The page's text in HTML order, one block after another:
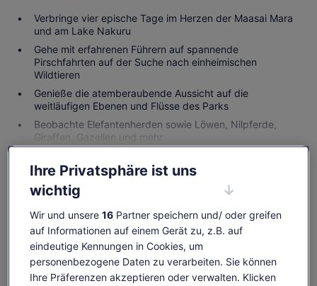
Verbringe vier epische Tage im Herzen der Maasai Mara
und am Lake Nakuru
Gehe mit erfahrenen Führern auf spannende
Pirschfahrten auf der Suche nach einheimischen
Wildtieren
Genieße die atemberaubende Aussicht auf die
weitläufigen Ebenen und Flüsse des Parks
Beobachte Elefantenherden sowie Löwen, Nilpferde,
Giraffen, Gazellen und mehr
Mehr anzeigen
Melde dich bei deinem Konto an und
verdiene OneKeyCash, wenn du eine
Aktivität buchst
Anmelden
Ihre Privatsphäre ist uns
wichtig
Wir und unsere 16Partner speichern und/ oder greifen
auf Informationen auf einem Gerät zu, z.B. auf
eindeutige Kennungen in Cookies, um
personenbezogene Daten zu verarbeiten. Sie können
Ihre Präferenzen akzeptieren oder verwalten. Klicken